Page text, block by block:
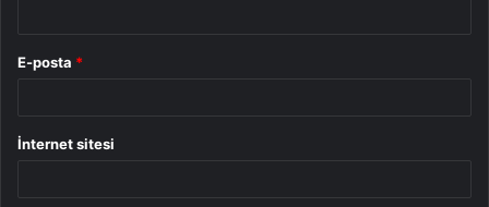
E-posta *
İnternet sitesi